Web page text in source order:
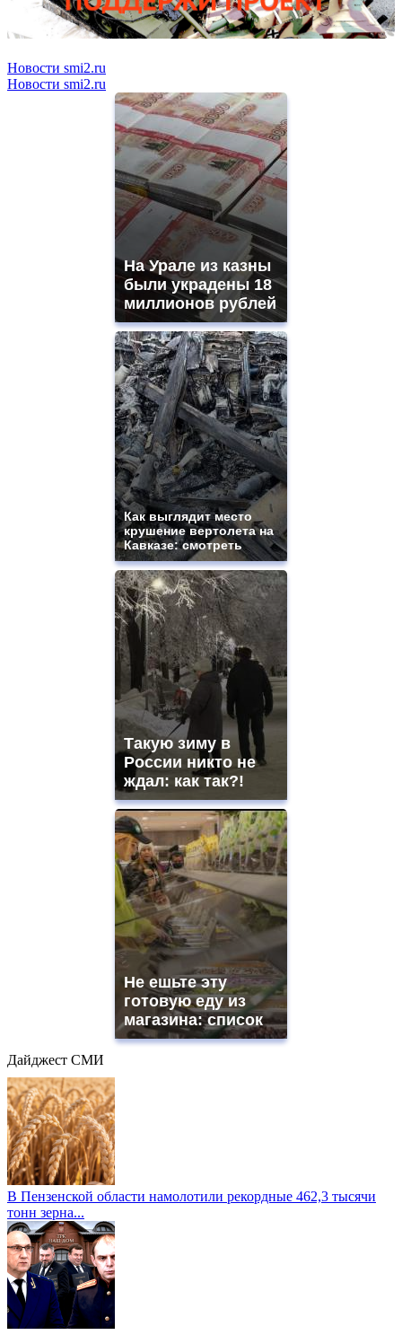
Новости smi2.ru
Новости smi2.ru
На Урале из казны
были украдены 18
миллионов рублей
Как выглядит место
крушение вертолета на
Кавказе: смотреть
Такую зиму в
России никто не
ждал: как так?!
Не ешьте эту
готовую еду из
магазина: список
Дайджест СМИ
В Пензенской области намолотили рекордные 462,3 тысячи
тонн зерна...